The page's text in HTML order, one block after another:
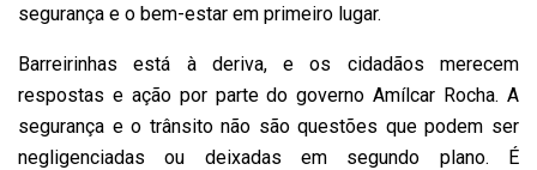
segurança e o bem-estar em primeiro lugar.
Barreirinhas está à deriva, e os cidadãos merecem
respostas e ação por parte do governo Amílcar Rocha. A
segurança e o trânsito não são questões que podem ser
negligenciadas ou deixadas em segundo plano. É